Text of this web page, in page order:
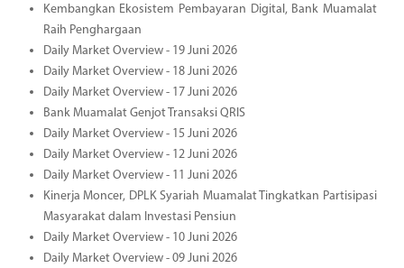
Kembangkan Ekosistem Pembayaran Digital, Bank Muamalat
Raih Penghargaan
Daily Market Overview - 19 Juni 2026
Daily Market Overview - 18 Juni 2026
Daily Market Overview - 17 Juni 2026
Bank Muamalat Genjot Transaksi QRIS
Daily Market Overview - 15 Juni 2026
Daily Market Overview - 12 Juni 2026
Daily Market Overview - 11 Juni 2026
Kinerja Moncer, DPLK Syariah Muamalat Tingkatkan Partisipasi
Masyarakat dalam Investasi Pensiun
Daily Market Overview - 10 Juni 2026
Daily Market Overview - 09 Juni 2026